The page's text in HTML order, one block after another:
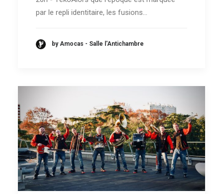
par le repli identitaire, les fusions…
by Amocas - Salle l'Antichambre